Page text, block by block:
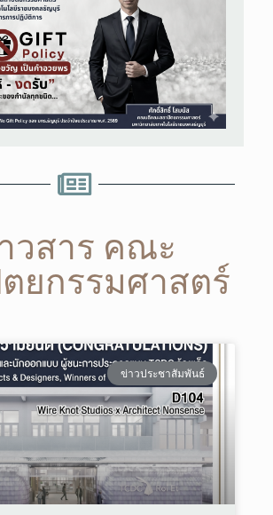
วสาร คณะ
ยกรรมศาสตร์
ข่าวประชาสัมพันธ์